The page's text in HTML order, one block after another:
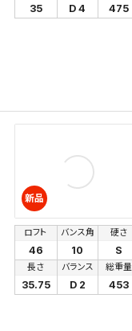
35 D 4 475
新品
ロフト
46
バンス角
10
硬さ
S
長さ
35.75
バランス
D 2
総重量
453